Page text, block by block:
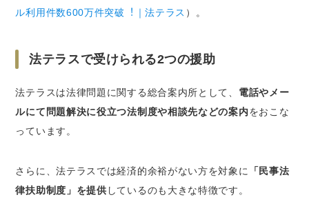
ル利⽤件数600万件突破︕｜法テラス ）。
法テラスで受けられる2つの援助
法テラスは法律問題に関する総合案内所として、 電話やメー
ルにて問題解決に役立つ法制度や相談先などの案内をおこな
っています。
さらに、法テラスでは経済的余裕がない方を対象に
「民事法
律扶助制度」を提供 しているのも大きな特徴です。